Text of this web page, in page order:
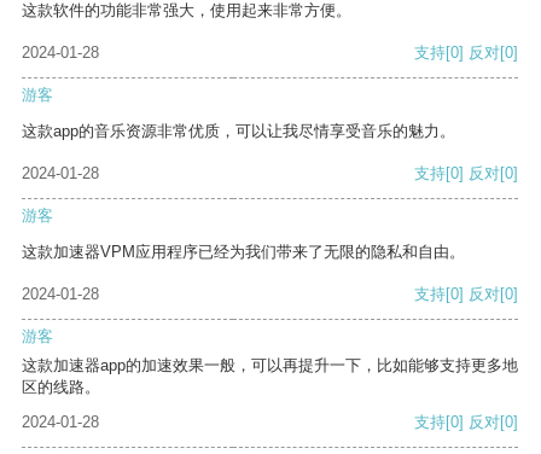
这款软件的功能非常强大，使用起来非常方便。
2024-01-28 支持[0] 反对[0]
游客
这款app的音乐资源非常优质，可以让我尽情享受音乐的魅力。
2024-01-28 支持[0] 反对[0]
游客
这款加速器VPM应用程序已经为我们带来了无限的隐私和自由。
2024-01-28 支持[0] 反对[0]
游客
这款加速器app的加速效果一般，可以再提升一下，比如能够支持更多地
区的线路。
2024-01-28
支持[0] 反对[0]